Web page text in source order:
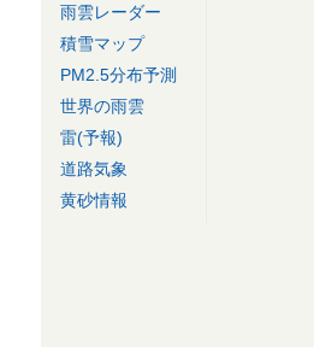
雨雲レーダー
積雪マップ
PM2.5分布予測
世界の雨雲
雷(予報)
道路気象
黄砂情報